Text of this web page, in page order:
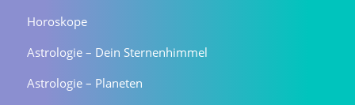
Horoskope
Astrologie – Dein Sternenhimmel
Astrologie – Planeten